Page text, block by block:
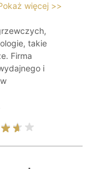
więcej >>
takie
Firma
i